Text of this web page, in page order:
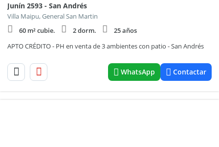
Junín 2593 - San Andrés
Villa Maipu, General San Martin
60 m² cubie.
2 dorm.
25 años
APTO CRÉDITO - PH en venta de 3 ambientes con patio - San Andrés
WhatsApp Contactar